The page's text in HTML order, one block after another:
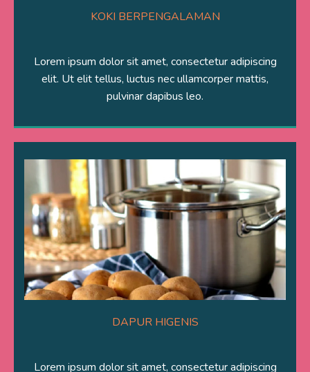
KOKI BERPENGALAMAN
Lorem ipsum dolor sit amet, consectetur adipiscing
elit. Ut elit tellus, luctus nec ullamcorper mattis,
pulvinar dapibus leo.
DAPUR HIGENIS
Lorem ipsum dolor sit amet, consectetur adipiscing